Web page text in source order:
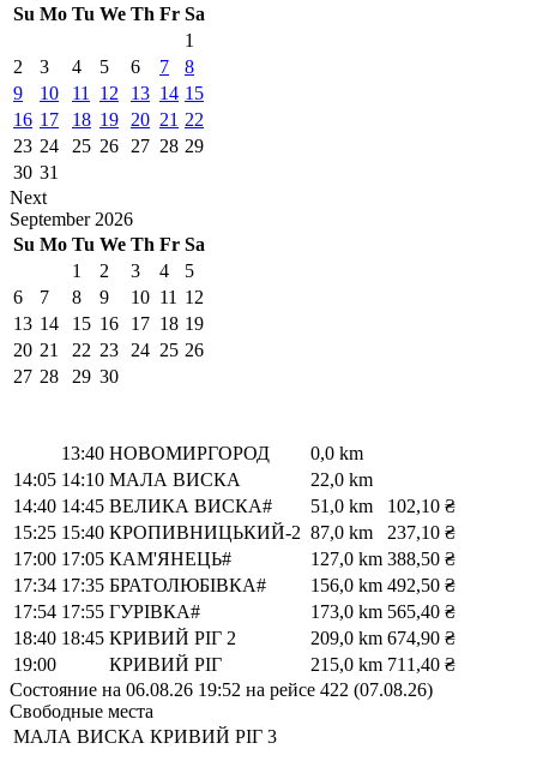
Su Mo Tu We Th Fr Sa
1
2
3 4 5 6 7
8
9
10 11 12 13 14 15
16 17 18 19 20 21 22
23 24 25 26 27 28 29
30 31
Next
September 2026
Su Mo Tu We Th Fr Sa
1
2 3 4
5
6
7 8 9 10 11 12
13 14 15 16 17 18 19
20 21 22 23 24 25 26
27 28 29 30
13:40 НОВОМИРГОРОД
0,0 km
14:05 14:10 МАЛА ВИСКА
22,0 km
14:40 14:45 ВЕЛИКА ВИСКА# 51,0 km
102,10 ₴
15:25 15:40 КРОПИВНИЦЬКИЙ-2 87,0 km
237,10 ₴
17:00 17:05 КАМ'ЯНЕЦЬ# 127,0 km 388,50 ₴
17:34 17:35 БРАТОЛЮБІВКА# 156,0 km 492,50 ₴
17:54 17:55 ГУРІВКА# 173,0 km 565,40 ₴
18:40 18:45 КРИВИЙ РІГ 2 209,0 km 674,90 ₴
19:00
КРИВИЙ РІГ 215,0 km 711,40 ₴
Состояние на 06.08.26 19:52 на рейсе 422 (07.08.26)
Свободные места
МАЛА ВИСКА КРИВИЙ РІГ 3